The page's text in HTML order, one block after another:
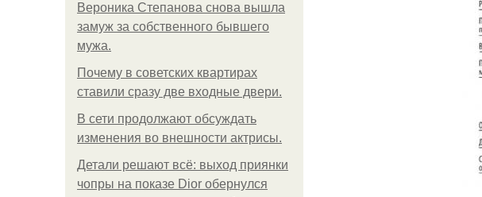
Вероника Степанова снова вышла
замуж за собственного бывшего
мужа.
Почему в советских квартирах
ставили сразу две входные двери.
В сети продолжают обсуждать
изменения во внешности актрисы.
Детали решают всё: выход приянки
чопры на показе Dior обернулся